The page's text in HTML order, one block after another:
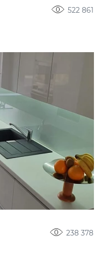
522 861
238 378